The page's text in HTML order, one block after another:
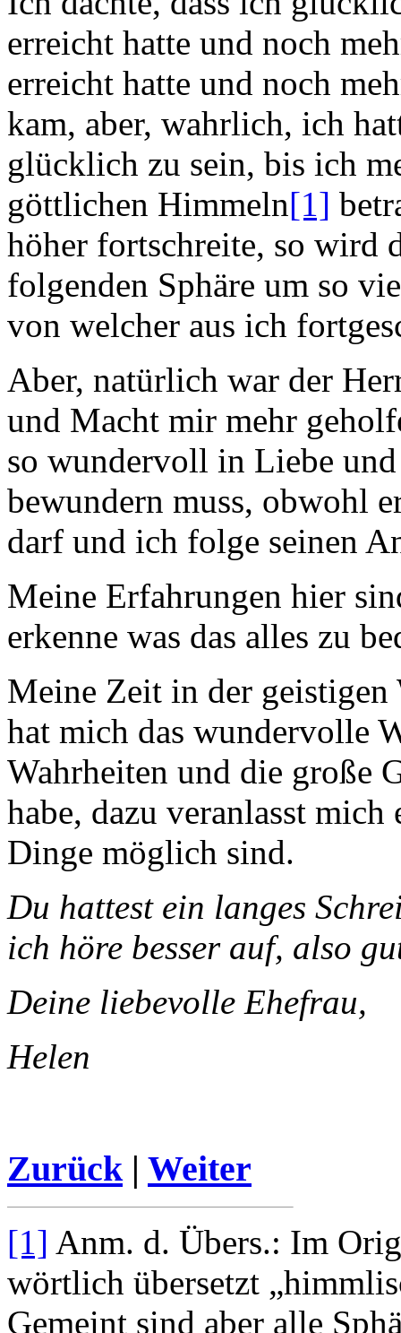
erreicht hatte und noch
erreicht hatte und noch
kam, aber, wahrlich, ich
glücklich zu sein, bis ich
göttlichen Himmeln[1]
höher fortschreite, so wird
folgenden Sphäre um so
von welcher aus ich
Aber, natürlich war der
und Macht mir mehr
so wundervoll in Liebe
bewundern muss, obwohl
darf und ich folge seinen
Meine Erfahrungen hier
erkenne was das alles zu
Meine Zeit in der
hat mich das wundervolle
Wahrheiten und die große
habe, dazu veranlasst
Dinge möglich sind.
Du hattest ein langes
ich höre besser auf, also
Deine liebevolle Ehefrau,
Helen
Zurück| Weiter
[1] Anm. d. Übers.: Im
wörtlich übersetzt
Gemeint sind aber alle